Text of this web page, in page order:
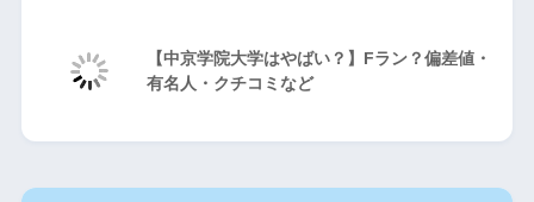
【中京学院大学はやばい？】Fラン？偏差値・
有名人・クチコミなど